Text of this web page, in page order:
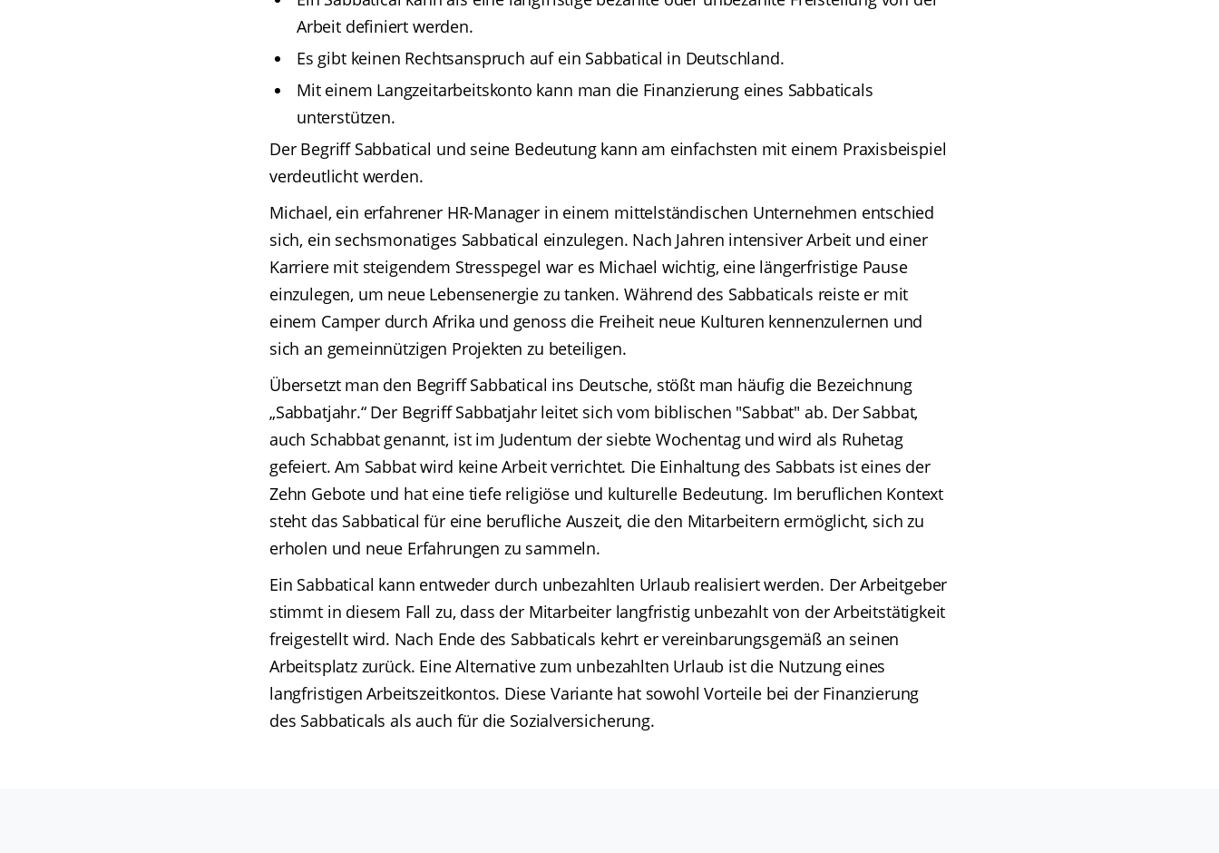
Arbeit definiert werden.
Es gibt keinen Rechtsanspruch auf ein Sabbatical in Deutschland.
Mit einem Langzeitarbeitskonto kann man die Finanzierung eines Sabbaticals
unterstützen.
Der Begriff Sabbatical und seine Bedeutung kann am einfachsten mit einem Praxisbeispiel
verdeutlicht werden.
Michael, ein erfahrener HR-Manager in einem mittelständischen Unternehmen entschied
sich, ein sechsmonatiges Sabbatical einzulegen. Nach Jahren intensiver Arbeit und einer
Karriere mit steigendem Stresspegel war es Michael wichtig, eine längerfristige Pause
einzulegen, um neue Lebensenergie zu tanken. Während des Sabbaticals reiste er mit
einem Camper durch Afrika und genoss die Freiheit neue Kulturen kennenzulernen und
sich an gemeinnützigen Projekten zu beteiligen.
Übersetzt man den Begriff Sabbatical ins Deutsche, stößt man häufig die Bezeichnung
„Sabbatjahr.“ Der Begriff Sabbatjahr leitet sich vom biblischen "Sabbat" ab. Der Sabbat,
auch Schabbat genannt, ist im Judentum der siebte Wochentag und wird als Ruhetag
gefeiert. Am Sabbat wird keine Arbeit verrichtet. Die Einhaltung des Sabbats ist eines der
Zehn Gebote und hat eine tiefe religiöse und kulturelle Bedeutung. Im beruflichen Kontext
steht das Sabbatical für eine berufliche Auszeit, die den Mitarbeitern ermöglicht, sich zu
erholen und neue Erfahrungen zu sammeln.
Ein Sabbatical kann entweder durch unbezahlten Urlaub realisiert werden. Der Arbeitgeber
stimmt in diesem Fall zu, dass der Mitarbeiter langfristig unbezahlt von der Arbeitstätigkeit
freigestellt wird. Nach Ende des Sabbaticals kehrt er vereinbarungsgemäß an seinen
Arbeitsplatz zurück. Eine Alternative zum unbezahlten Urlaub ist die Nutzung eines
langfristigen Arbeitszeitkontos. Diese Variante hat sowohl Vorteile bei der Finanzierung
des Sabbaticals als auch für die Sozialversicherung.